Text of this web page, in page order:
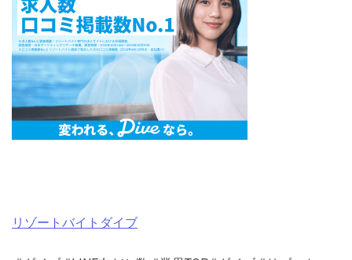
リゾートバイトダイブ